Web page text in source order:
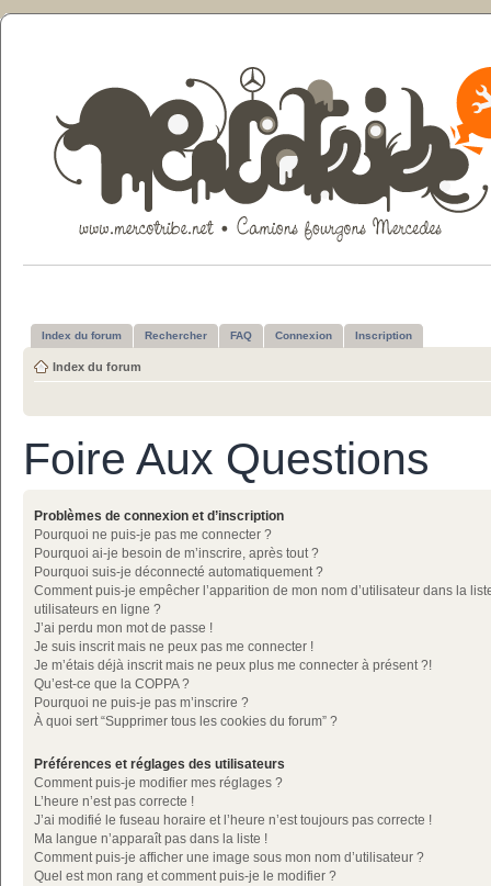
Index du forum Rechercher FAQ Connexion Inscription
Index du forum
Foire Aux Questions
Problèmes de connexion et d’inscription
Pourquoi ne puis-je pas me connecter ?
Pourquoi ai-je besoin de m’inscrire, après tout ?
Pourquoi suis-je déconnecté automatiquement ?
Comment puis-je empêcher l’apparition de mon nom d’utilisateur dans la
utilisateurs en ligne ?
J’ai perdu mon mot de passe !
Je suis inscrit mais ne peux pas me connecter !
Je m’étais déjà inscrit mais ne peux plus me connecter à présent ?!
Qu’est-ce que la COPPA ?
Pourquoi ne puis-je pas m’inscrire ?
À quoi sert “Supprimer tous les cookies du forum” ?
Préférences et réglages des utilisateurs
Comment puis-je modifier mes réglages ?
L’heure n’est pas correcte !
J’ai modifié le fuseau horaire et l’heure n’est toujours pas correcte !
Ma langue n’apparaît pas dans la liste !
Comment puis-je afficher une image sous mon nom d’utilisateur ?
Quel est mon rang et comment puis-je le modifier ?